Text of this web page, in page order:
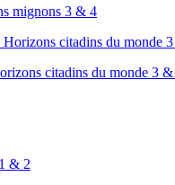
mignons 3 & 4
citadins du monde 3